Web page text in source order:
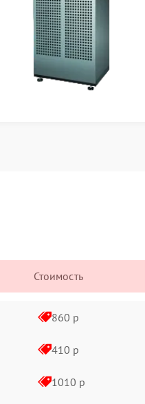
Стоимость
860 р
410 р
1010 р